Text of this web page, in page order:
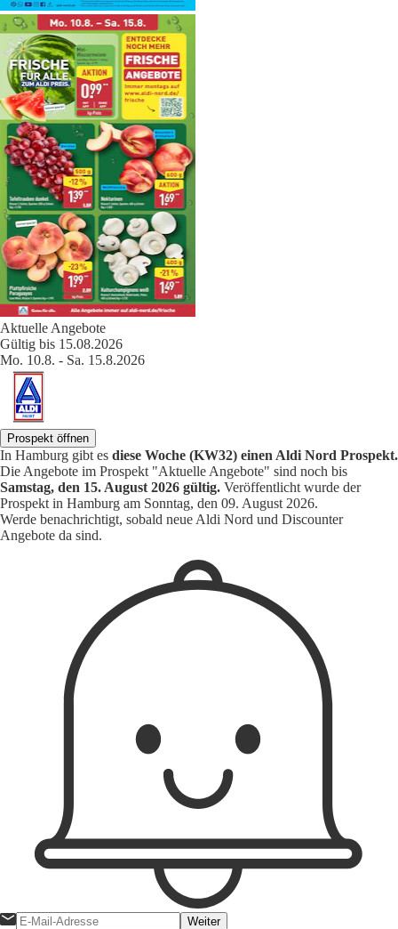
Aktuelle Angebote
Gültig bis 15.08.2026
Mo. 10.8. - Sa. 15.8.2026
Prospekt öffnen
In Hamburg gibt es diese Woche (KW32) einen Aldi Nord Prospekt.
Die Angebote im Prospekt "Aktuelle Angebote" sind noch bis
Samstag, den 15. August 2026 gültig. Veröffentlicht wurde der
Prospekt in Hamburg am Sonntag, den 09. August 2026.
Werde benachrichtigt, sobald neue Aldi Nord und Discounter
Angebote da sind.
Weiter